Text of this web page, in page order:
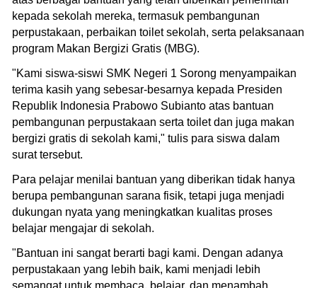
kepada sekolah mereka, termasuk pembangunan
perpustakaan, perbaikan toilet sekolah, serta pelaksanaan
program Makan Bergizi Gratis (MBG).
"Kami siswa-siswi SMK Negeri 1 Sorong menyampaikan
terima kasih yang sebesar-besarnya kepada Presiden
Republik Indonesia Prabowo Subianto atas bantuan
pembangunan perpustakaan serta toilet dan juga makan
bergizi gratis di sekolah kami," tulis para siswa dalam
surat tersebut.
Para pelajar menilai bantuan yang diberikan tidak hanya
berupa pembangunan sarana fisik, tetapi juga menjadi
dukungan nyata yang meningkatkan kualitas proses
belajar mengajar di sekolah.
"Bantuan ini sangat berarti bagi kami. Dengan adanya
perpustakaan yang lebih baik, kami menjadi lebih
semangat untuk membaca, belajar, dan menambah